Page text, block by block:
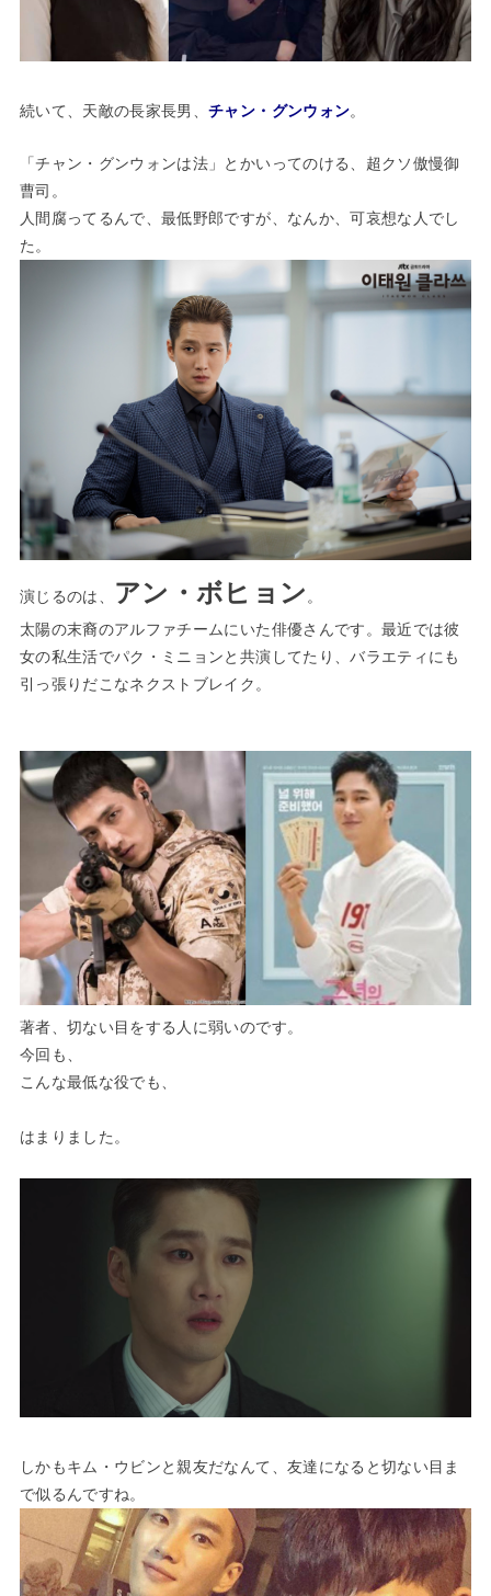
続いて、天敵の長家長男、チャン・グンウォン。
「チャン・グンウォンは法」とかいってのける、超クソ傲慢御
曹司。
人間腐ってるんで、最低野郎ですが、なんか、可哀想な人でし
た。
演じるのは、 アン・ボヒョン。
太陽の末裔のアルファチームにいた俳優さんです。最近では彼
女の私生活でパク・ミニョンと共演してたり、バラエティにも
引っ張りだこなネクストブレイク。
著者、切ない目をする人に弱いのです。
今回も、
こんな最低な役でも、
はまりました。
しかもキム・ウビンと親友だなんて、友達になると切ない目ま
で似るんですね。